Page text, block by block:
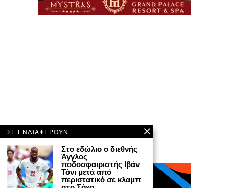
ΣΕ ΕΝΔΙΑΦΕΡΟΥΝ
Στο εδώλιο ο διεθνής
Άγγλος
ποδοσφαιριστής Ιβάν
Τόνι μετά από
περιστατικό σε κλαμπ